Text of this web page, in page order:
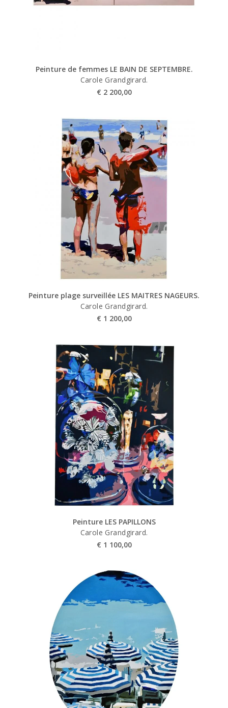
Peinture de femmes LE BAIN DE SEPTEMBRE.
Carole Grandgirard.
€ 2 200,00
Peinture plage surveillée LES MAITRES NAGEURS.
Carole Grandgirard.
€ 1 200,00
Peinture LES PAPILLONS
Carole Grandgirard.
€ 1 100,00